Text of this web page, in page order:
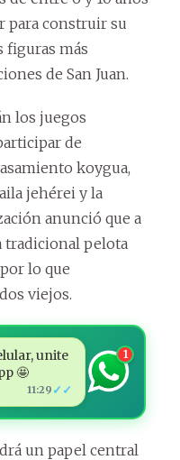
para construir su
figuras más
de San Juan.
los juegos
de
koygua,
jehérei y la
anunció que a
tradicional pelota
lo que
viejos.
unite
🤩
11:29 ✓✓
1
un papel central